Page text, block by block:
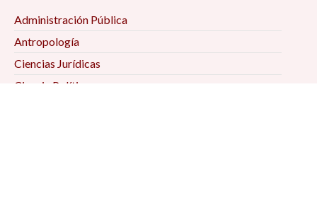
Administración Pública
Antropología
Ciencias Jurídicas
Ciencia Política